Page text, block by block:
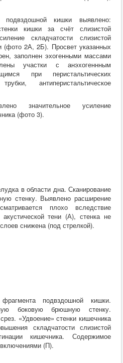
кишки выявлено:
кишки за счёт слизистой
складчатости слизистой
(фото 2А, 2Б). Просвет указанных
заполнен эхогенными массами
участки с анэхогеннным
при перистальтических
антиперистальтическое
значительное усиление
(фото 3).
в области дна. Сканирование
стенку. Выявлено расширение
плохо вследствие
тени (А), стенка не
снижена (под стрелкой).
фрагмента подвздошной кишки.
боковую брюшную стенку.
«Удвоение» стенки кишечника
складчатости слизистой
кишечника. Содержимое
(П).